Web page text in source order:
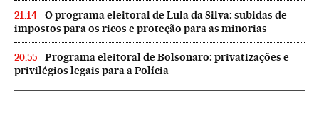
21:14
O programa eleitoral de Lula da Silva: subidas de
impostos para os ricos e proteção para as minorias
20:55
Programa eleitoral de Bolsonaro: privatizações e
privilégios legais para a Polícia